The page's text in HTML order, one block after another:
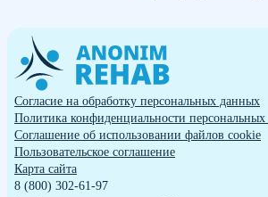
Согласие на обработку персональных данных
Политика конфиденциальности
Cоглашение об использовании файлов cookie
Пользовательское соглашение
Карта сайта
8 (800) 302-61-97